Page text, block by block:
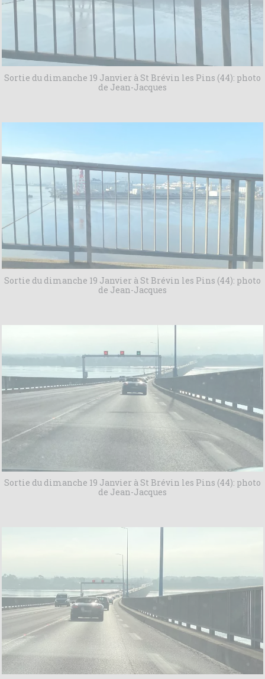
Sortie du dimanche 19 Janvier à St Brévin les Pins (44): photo
de Jean-Jacques
Sortie du dimanche 19 Janvier à St Brévin les Pins (44): photo
de Jean-Jacques
Sortie du dimanche 19 Janvier à St Brévin les Pins (44): photo
de Jean-Jacques